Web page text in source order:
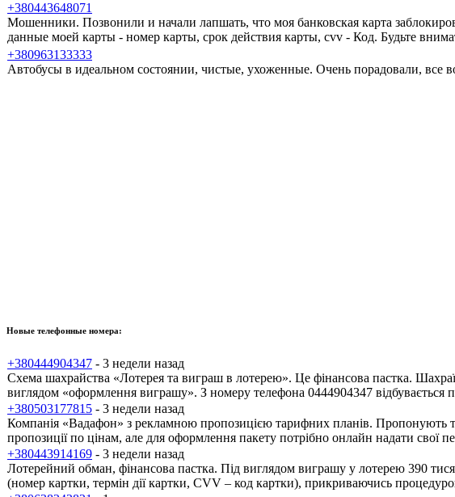
+380443648071
Мошенники. Позвонили и начали лапшать, что моя банковская карта
данные моей карты - номер карты, срок действия карты, cvv - Код. Будьте
+380963133333
Автобусы в идеальном состоянии, чистые, ухоженные. Очень порадовали, все
Новые телефонные номера:
+380444904347 - 3 недели назад
Схема шахрайства «Лотерея та виграш в лотерею». Це фінансова пастка.
виглядом «оформлення виграшу». З номеру телефона 0444904347 відбувається
+380503177815 - 3 недели назад
Компанія «Вадафон» з рекламною пропозицією тарифних планів. Пропонують
пропозиції по цінам, але для оформлення пакету потрібно онлайн надати свої
+380443914169 - 3 недели назад
Лотерейний обман, фінансова пастка. Під виглядом виграшу у лотерею 390
(номер картки, термін дії картки, CVV – код картки), прикриваючись